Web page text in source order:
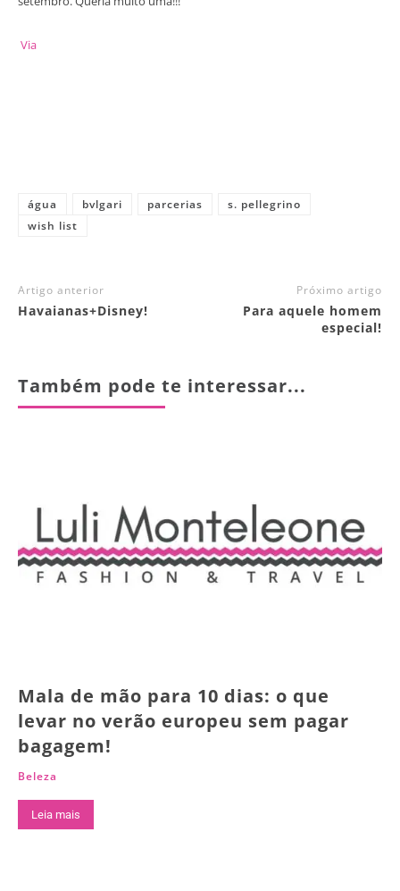
Via
água bvlgari parcerias
s. pellegrino
wish list
Artigo anterior
Havaianas+Disney!
Próximo artigo
Para aquele homem
especial!
Também pode te interessar...
Mala de mão para 10 dias: o que
levar no verão europeu sem pagar
bagagem!
Beleza
Leia mais